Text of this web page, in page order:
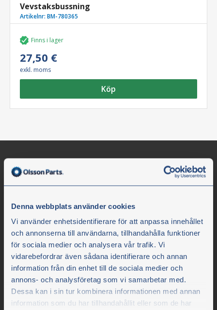
Denna webbplats använder cookies
Vi använder enhetsidentifierare för att anpassa innehållet
och annonserna till användarna, tillhandahålla funktioner
för sociala medier och analysera vår trafik. Vi
vidarebefordrar även sådana identifierare och annan
information från din enhet till de sociala medier och
annons- och analysföretag som vi samarbetar med.
Dessa kan i sin tur kombinera informationen med annan
information som du har tillhandahållit eller som de har
Vevstaksbussning
Artikelnr: BM-780365
Finns i lager
27,50 €
exkl. moms
Köp
Olssons i Ellös
Olssons i Ellös AB
Slätthultsvägen 12
SE-474 31 Ellös